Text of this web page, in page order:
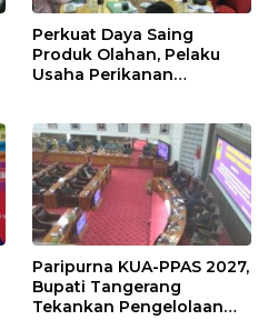
Perkuat Daya Saing
Produk Olahan, Pelaku
Usaha Perikanan
Paripurna KUA-PPAS 2027,
Bupati Tangerang
Tekankan Pengelolaan